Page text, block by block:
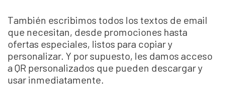
También escribimos todos los textos de email
que necesitan, desde promociones hasta
ofertas especiales, listos para copiar y
personalizar. Y por supuesto, les damos acceso
a QR personalizados que pueden descargar y
usar inmediatamente.